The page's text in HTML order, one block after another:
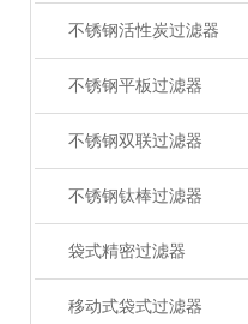
不锈钢活性炭过滤器
不锈钢平板过滤器
不锈钢双联过滤器
不锈钢钛棒过滤器
袋式精密过滤器
移动式袋式过滤器